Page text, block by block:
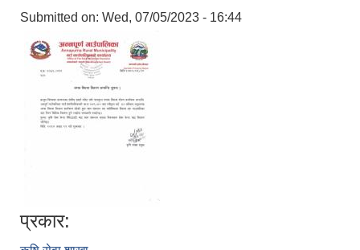
Submitted on: Wed, 07/05/2023 - 16:44
प्रकार: